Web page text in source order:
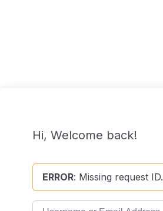
Hi, Welcome back!
ERROR: Missing request ID.